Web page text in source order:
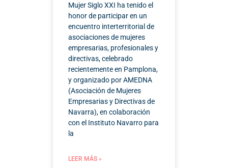
Mujer Siglo XXI ha tenido el
honor de participar en un
encuentro interterritorial de
asociaciones de mujeres
empresarias, profesionales y
directivas, celebrado
recientemente en Pamplona,
y organizado por AMEDNA
(Asociación de Mujeres
Empresarias y Directivas de
Navarra), en colaboración
con el Instituto Navarro para
la
LEER MÁS »